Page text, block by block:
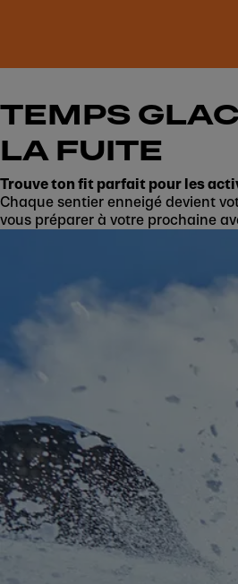
TEMPS
LA FUITE
Trouve ton fit parfait pour les
Chaque sentier enneigé devient
vous préparer à votre prochaine